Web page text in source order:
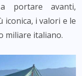
portare avanti,
i valori e le
miliare italiano.